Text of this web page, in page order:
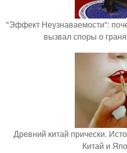
"Эффект Неузнаваемости":
вызвал споры о
Древний китай прически.
Китай и